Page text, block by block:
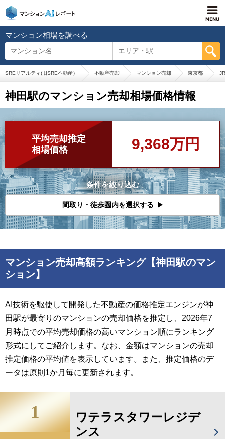
マンション相場を調べる
マンション名 エリア・駅
SREリアルティ(旧SRE不動産） 不動産売却 マンション売却 東京都
神田駅のマンション売却相場価格情報
平均売却推定
相場価格
9,368万円
条件を絞り込む
間取り・徒歩圏内を選択する
マンション売却高額ランキング【神田駅のマン
ション】
AI技術を駆使して開発した不動産の価格推定エンジンが神
田駅が最寄りのマンションの売却価格を推定し、2026年7
月時点での平均売却価格の高いマンション順にランキング
形式にしてご紹介します。なお、金額はマンションの売却
推定価格の平均値を表示しています。また、推定価格のデ
ータは原則1か月毎に更新されます。
1
ワテラスタワーレジデ
ンス